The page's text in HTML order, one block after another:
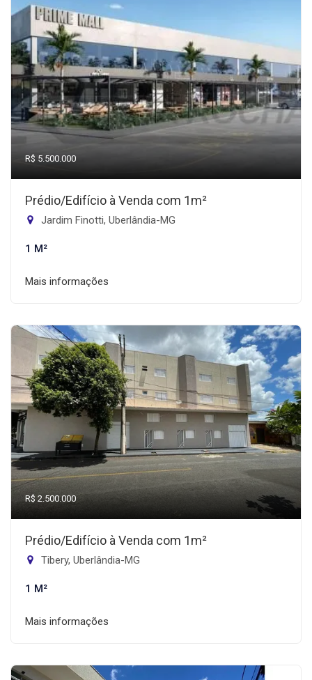
R$ 5.500.000
Prédio/Edifício à Venda com 1m²
Jardim Finotti, Uberlândia-MG
1 M²
Mais informações
R$ 2.500.000
Prédio/Edifício à Venda com 1m²
Tibery, Uberlândia-MG
1 M²
Mais informações